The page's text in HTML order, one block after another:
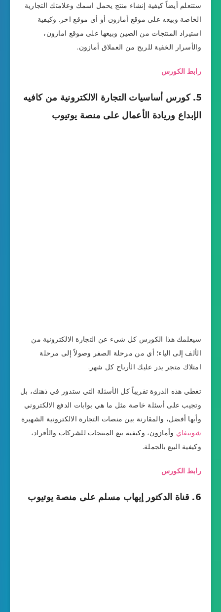
ستتعلم أيضاً كيفية إنشاء منتج يحمل اسمك وعلامتك التجارية
الخاصة وبيعه على موقع أمازون أو أي موقع اخر. وكيفية
استيراد المنتجات من الصين وبيعها على موقع امازون،
والأسرار الخفية للربح من العملاق أمازون.
رابط الكورس
5. كورس أساسيات التجارة الالكترونية من كافيه
الإبداع وريادة الأعمال على منصة يوتيوب
سيعلمك هذا الكورس كل شيء عن التجارة الالكترونية من
الألف إلى الياء؛ أي من مرحلة الصفر وصولاً إلى مرحلة
امتلاك متجر يدر عليك الأرباح كل شهر.
تغطي هذه الدروة تقريباً كل الأسئلة التي ستدور في ذهنك، بل
وتجيب على أسئلة خاصة مثل ما هي بوابات الدفع الالكتروني
وأيها أفضل، والمقارنة بين منصات التجارة الالكترونية الشهيرة
شوبيفاي وأمازون، وكيفية بيع المنتجات للشركات والأفراد،
وكيفية البيع بالجملة.
رابط الكورس
6. قناة الدكتور إيهاب مسلم على منصة يوتيوب